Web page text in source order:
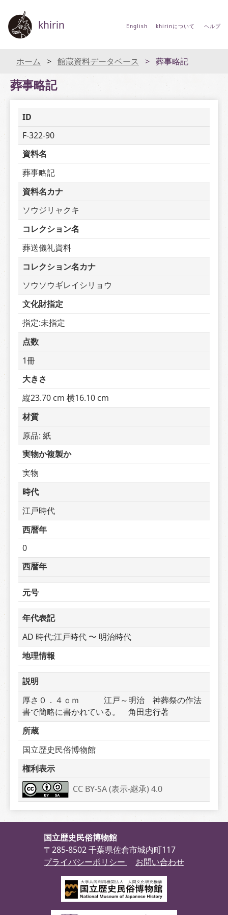
khirin English khirinについて ヘルプ
ホーム 館蔵資料データベース 葬事略記
葬事略記
ID
F-322-90
資料名
葬事略記
資料名カナ
ソウジリャクキ
コレクション名
葬送儀礼資料
コレクション名カナ
ソウソウギレイシリョウ
文化財指定
指定:未指定
点数
1冊
大きさ
縦23.70 cm 横16.10 cm
材質
原品: 紙
実物か複製か
実物
時代
江戸時代
西暦年
0
西暦年
元号
年代表記
AD 時代:江戸時代 〜 明治時代
地理情報
説明
厚さ０．４ｃｍ　　　江戸～明治　神葬祭の作法
書で簡略に書かれている。　角田忠行著
所蔵
国立歴史民俗博物館
権利表示
CC BY-SA (表示-継承) 4.0
国立歴史民俗博物館
〒285-8502 千葉県佐倉市城内町117
プライバシーポリシー
お問い合わせ